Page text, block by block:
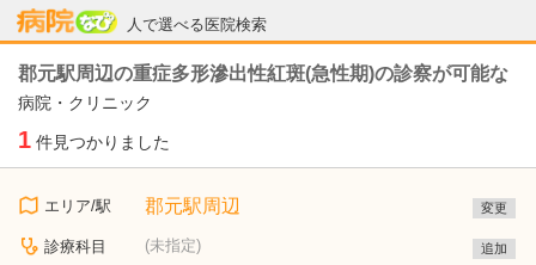
人で選べる医院検索
病院なび
郡元駅周辺の重症多形滲出性紅斑(急性期)の診察が可能な
病院・クリニック
1 件見つかりました
エリア/駅 郡元駅周辺 変更
診療科目 (未指定) 追加